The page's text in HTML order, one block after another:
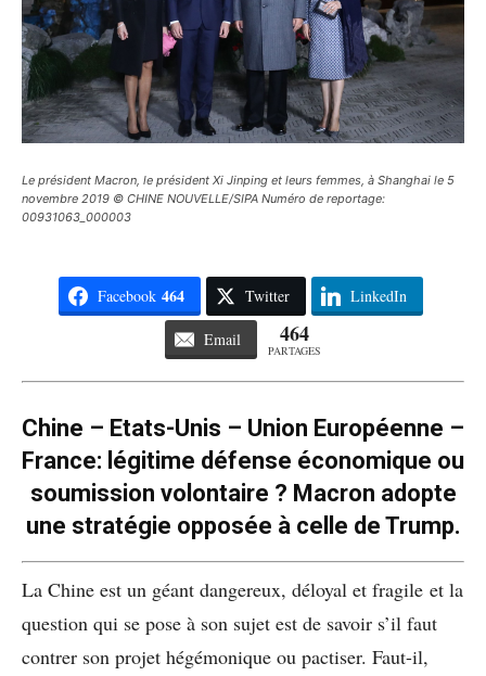
Le président Macron, le président Xi Jinping et leurs femmes, à Shanghai le 5
novembre 2019 © CHINE NOUVELLE/SIPA Numéro de reportage:
00931063_000003
Facebook 464 Twitter LinkedIn
Email 464
PARTAGES
Chine – Etats-Unis – Union Européenne –
France: légitime défense économique ou
soumission volontaire ? Macron adopte
une stratégie opposée à celle de Trump.
La Chine est un géant dangereux, déloyal et fragile et la
question qui se pose à son sujet est de savoir s’il faut
contrer son projet hégémonique ou pactiser. Faut-il,